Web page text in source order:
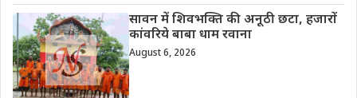
सावन में शिवभक्ति की अनूठी छटा, हजारों
कांवरिये बाबा धाम रवाना
August 6, 2026